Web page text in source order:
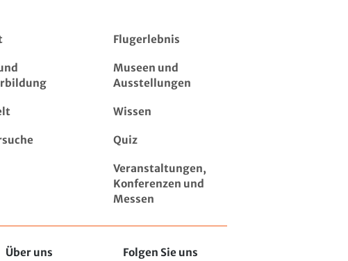
Flugerlebnis
Museen und
Ausstellungen
Wissen
Quiz
Veranstaltungen,
Konferenzen und
Messen
Über uns Folgen Sie uns